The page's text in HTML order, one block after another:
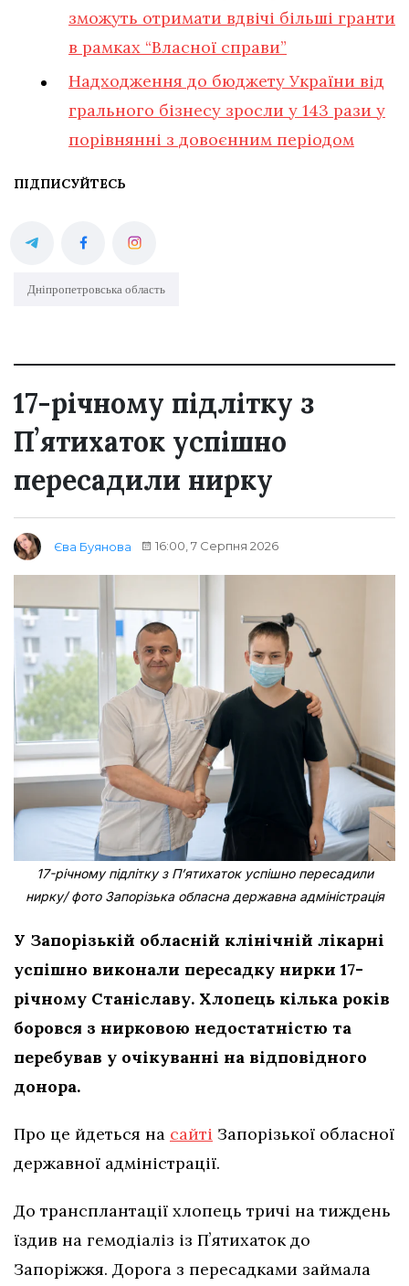
зможуть отримати вдвічі більші гранти
в рамках “Власної справи”
Надходження до бюджету України від
грального бізнесу зросли у 143 рази у
порівнянні з довоєнним періодом
ПІДПИСУЙТЕСЬ
Дніпропетровська область
17-річному підлітку з
Пʼятихаток успішно
пересадили нирку
Єва Буянова 16:00, 7 Серпня 2026
17-річному підлітку з Пʼятихаток успішно пересадили
нирку/ фото Запорізька обласна державна адміністрація
У Запорізькій обласній клінічній лікарні
успішно виконали пересадку нирки 17-
річному Станіславу. Хлопець кілька років
боровся з нирковою недостатністю та
перебував у очікуванні на відповідного
донора.
Про це йдеться на сайті Запорізької обласної
державної адміністрації.
До трансплантації хлопець тричі на тиждень
їздив на гемодіаліз із Пʼятихаток до
Запоріжжя. Дорога з пересадками займала